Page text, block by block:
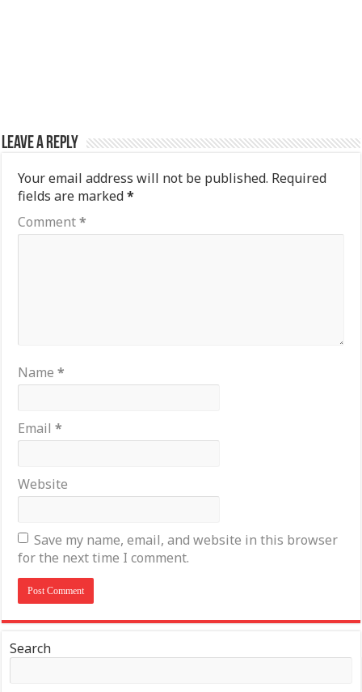
Leave a Reply
Your email address will not be published. Required
fields are marked*
Comment*
Name*
Email*
Website
Save my name, email, and website in this browser
for the next time I comment.
Search